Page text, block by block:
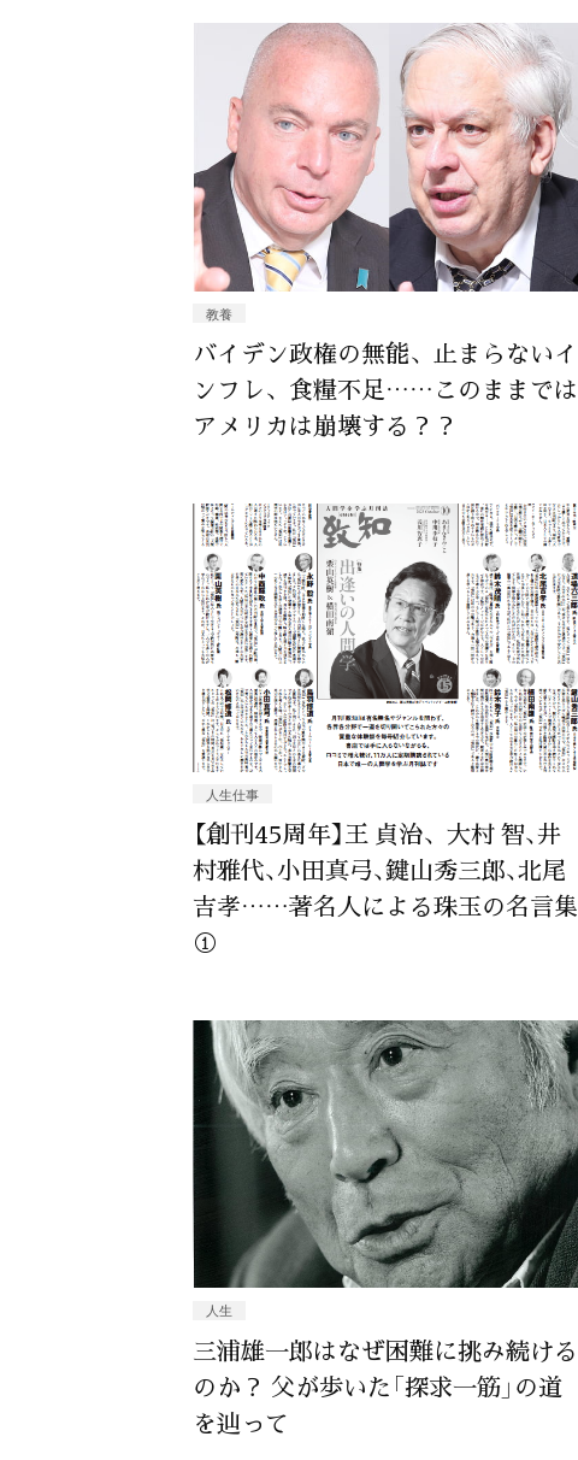
教養
バイデン政権の無能、止まらないイ
ンフレ、食糧不足……このままでは
アメリカは崩壊する？？
人生仕事
【創刊45周年】王 貞治、大村 智､井
村雅代､小田真弓､鍵山秀三郎､北尾
吉孝……著名人による珠玉の名言集
①
人生
三浦雄一郎はなぜ困難に挑み続ける
のか？ 父が歩いた「探求一筋」の道
を辿って